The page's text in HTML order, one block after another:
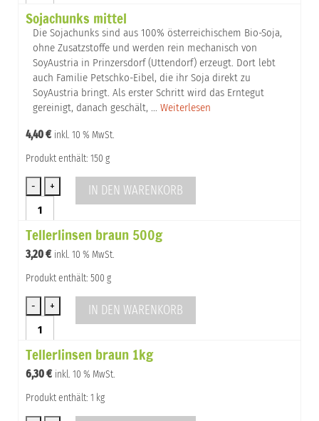
Menge
Sojachunks mittel
Die Sojachunks sind aus 100% österreichischem Bio-Soja,
ohne Zusatzstoffe und werden rein mechanisch von
SoyAustria in Prinzersdorf (Uttendorf) erzeugt. Dort lebt
auch Familie Petschko-Eibel, die ihr Soja direkt zu
SoyAustria bringt. Als erster Schritt wird das Erntegut
gereinigt, danach geschält, … Weiterlesen
4,40€ inkl. 10 % MwSt.
Produkt enthält: 150 g
Sojachunks
mittel
Menge
IN DEN WARENKORB
Tellerlinsen braun 500g
3,20€ inkl. 10 % MwSt.
Produkt enthält: 500 g
Tellerlinsen
braun
500g
Menge
IN DEN WARENKORB
Tellerlinsen braun 1kg
6,30€ inkl. 10 % MwSt.
Produkt enthält: 1 kg